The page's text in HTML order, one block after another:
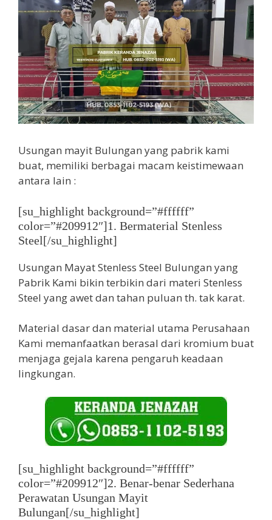
Usungan mayit Bulungan yang pabrik kami
buat, memiliki berbagai macam keistimewaan
antara lain :
[su_highlight background=”#ffffff”
color=”#209912″]1. Bermaterial Stenless
Steel[/su_highlight]
Usungan Mayat Stenless Steel Bulungan yang
Pabrik Kami bikin terbikin dari materi Stenless
Steel yang awet dan tahan puluan th. tak karat.
Material dasar dan material utama Perusahaan
Kami memanfaatkan berasal dari kromium buat
menjaga gejala karena pengaruh keadaan
lingkungan.
[su_highlight background=”#ffffff”
color=”#209912″]2. Benar-benar Sederhana
Perawatan Usungan Mayit
Bulungan[/su_highlight]